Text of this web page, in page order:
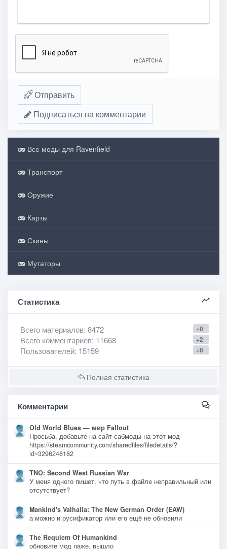
Отправить
Подписаться на комментарии
Все моды для Ravenfield
Транспорт
Оружие
Карты
Скины
Мутаторы
Статистика
+0
Всего материалов: 8472
+2
Всего комментариев: 11668
+0
Пользователей: 15159
Полная статистика
Комментарии
Old World Blues — мир Fallout
Просьба, добавьте на сайт сабмоды на этот мод
https://steamcommunity.com/sharedfiles/filedetails/?
id=3296248182
TNO: Second West Russian War
У меня одного пишет, что путь в файле неправильный или
отсутствует?
Mankind's Valhalla: The New German Order (EAW)
а можно и русификатор или его ещё не обновили
The Requiem Of Humankind
обновите мод паже, вышло